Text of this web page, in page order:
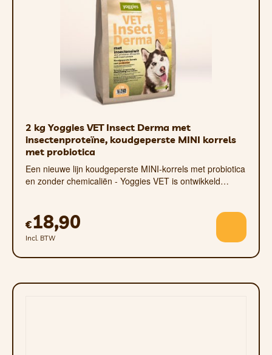
2 kg Yoggies VET Insect Derma met
insectenproteïne, koudgeperste MINI korrels
met probiotica
Een nieuwe lijn koudgeperste MINI-korrels met probiotica
en zonder chemicaliën - Yoggies VET is ontwikkeld…
€18,90
Incl. BTW